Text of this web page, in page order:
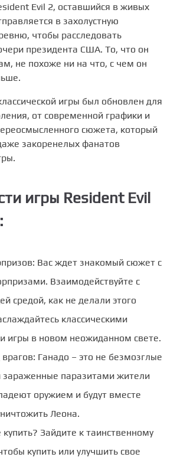
Evil 2, оставшийся в живых
в захолустную
чтобы расследовать
президента США. То, что он
не похоже ни на что, с чем он
игры был обновлен для
от современной графики и
сюжета, который
закоренелых фанатов
игры Resident Evil
Вас ждет знакомый сюжет с
Взаимодействуйте с
средой, как не делали этого
классическими
игры в новом неожиданном свете.
Ганадо – это не безмозглые
зараженные паразитами жители
оружием и будут вместе
Леона.
купить? Зайдите к таинственному
купить или улучшить свое